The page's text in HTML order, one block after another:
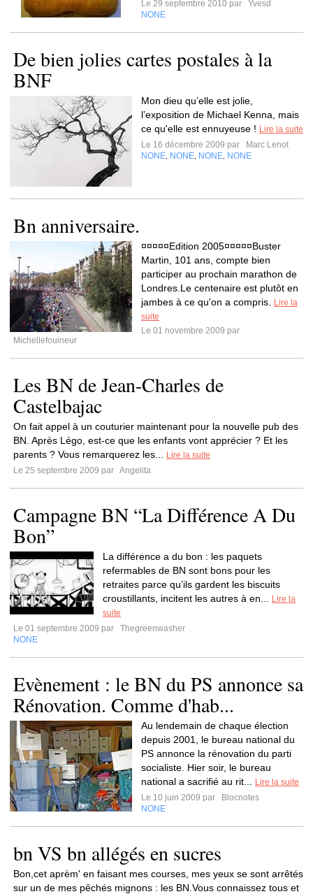
Le 29 septembre 2010 par
Yvesd
NONE
De bien jolies cartes postales à la
BNF
Mon dieu qu’elle est jolie,
l’exposition de Michael Kenna, mais
ce qu'elle est ennuyeuse ! Lire la suite
Le 16 décembre 2009 par
Marc Lenot
NONE NONE NONE NONE
Bn anniversaire.
¤¤¤¤¤Edition 2005¤¤¤¤¤Buster
Martin, 101 ans, compte bien
participer au prochain marathon de
Londres.Le centenaire est plutôt en
jambes à ce qu'on a compris.
Lire la
suite
Le 01 novembre 2009 par
Michellefouineur
Les BN de Jean-Charles de
Castelbajac
On fait appel à un couturier maintenant pour la nouvelle pub des
BN. Après Légo, est-ce que les enfants vont apprécier ? Et les
parents ? Vous remarquerez les...
Lire la suite
Le 25 septembre 2009 par Angelita
Campagne BN “La Différence A Du
Bon”
La différence a du bon : les paquets
refermables de BN sont bons pour les
retraites parce qu’ils gardent les biscuits
croustillants, incitent les autres à en...
Lire la
suite
Le 01 septembre 2009 par
Thegreenwasher
NONE
Evènement : le BN du PS annonce sa
Rénovation. Comme d'hab...
Au lendemain de chaque élection
depuis 2001, le bureau national du
PS annonce la rénovation du parti
socialiste. Hier soir, le bureau
national a sacrifié au rit...
Lire la suite
Le 10 juin 2009 par
Blocnotes
NONE
bn VS bn allégés en sucres
Bon,cet aprèm' en faisant mes courses, mes yeux se sont arrêtés
sur un de mes pêchés mignons : les BN.Vous connaissez tous et